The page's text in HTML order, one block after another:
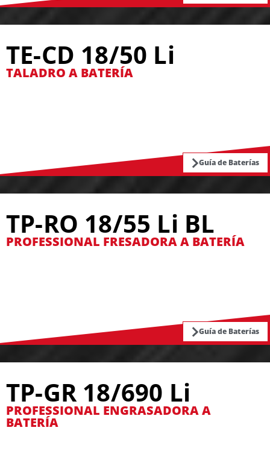
TE-CD 18/50 Li
TALADRO A BATERÍA
Guía de Baterías
TP-RO 18/55 Li BL
PROFESSIONAL FRESADORA A BATERÍA
Guía de Baterías
TP-GR 18/690 Li
PROFESSIONAL ENGRASADORA A
BATERÍA